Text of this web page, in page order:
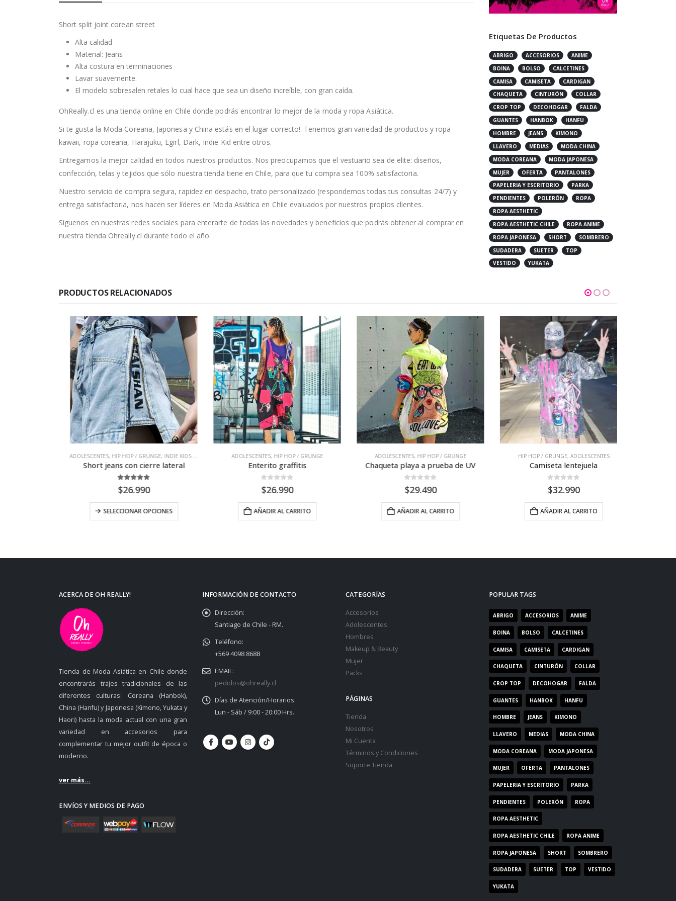
Short split joint corean street
Alta calidad
Material: Jeans
Alta costura en terminaciones
Lavar suavemente.
El modelo sobresalen retales lo cual hace que sea un diseño increíble, con gran caída.
OhReally.cl es una tienda online en Chile donde podrás encontrar lo mejor de la moda y ropa Asiática.
Si te gusta la Moda Coreana, Japonesa y China estás en el lugar correcto!. Tenemos gran variedad de productos y ropa
kawaii, ropa coreana, Harajuku, Egirl, Dark, Indie Kid entre otros.
Entregamos la mejor calidad en todos nuestros productos. Nos preocupamos que el vestuario sea de elite: diseños,
confección, telas y tejidos que sólo nuestra tienda tiene en Chile, para que tu compra sea 100% satisfactoria.
Nuestro servicio de compra segura, rapidez en despacho, trato personalizado (respondemos todas tus consultas 24/7) y
entrega satisfactoria, nos hacen ser líderes en Moda Asiática en Chile evaluados por nuestros propios clientes.
Síguenos en nuestras redes sociales para enterarte de todas las novedades y beneficios que podrás obtener al comprar en
nuestra tienda Ohreally.cl durante todo el año.
Etiquetas De Productos
ABRIGO ACCESORIOS
ANIME
BOINA
BOLSO
CALCETINES
CAMISA
CAMISETA
CARDIGAN
CHAQUETA
CINTURÓN
COLLAR
CROP TOP
DECOHOGAR
FALDA
GUANTES
HANBOK
HANFU
HOMBRE
JEANS
KIMONO
LLAVERO
MEDIAS
MODA CHINA
MODA COREANA
MODA JAPONESA
MUJER
OFERTA
PANTALONES
PAPELERIA Y ESCRITORIO
PARKA
PENDIENTES
POLERÓN
ROPA
ROPA AESTHETIC
ROPA AESTHETIC CHILE
ROPA ANIME
ROPA JAPONESA
SHORT
SOMBRERO
SUDADERA
SUETER
TOP
VESTIDO
YUKATA
PRODUCTOS RELACIONADOS
ADOLESCENTES,HIP HOP / GRUNGE,INDIE KIDS / VINTAGE
Short jeans con cierre lateral
5.0026.990
SELECCIONAR OPCIONES
ADOLESCENTES,HIP HOP / GRUNGE
Enterito graffitis
out of 5
26.990
AÑADIR AL CARRITO
ADOLESCENTES,HIP HOP / GRUNGE
Chaqueta playa a prueba de UV
out of 5
29.490
AÑADIR AL CARRITO
HIP HOP / GRUNGE,ADOLESCENTES
Camiseta lentejuela
out of 5
32.990
AÑADIR AL CARRITO
ACERCA DE OH REALLY!
Tienda de Moda Asiática en Chile donde
encontrarás trajes tradicionales de las
diferentes culturas: Coreana (Hanbok),
China (Hanfu) y Japonesa (Kimono, Yukata y
Haori) hasta la moda actual con una gran
variedad en accesorios para
complementar tu mejor outfit de época o
moderno.
ver más...
ENVÍOS Y MEDIOS DE PAGO
INFORMACIÓN DE CONTACTO
Dirección:
Santiago de Chile - RM.
Teléfono:
+569 4098 8688
EMAIL:
pedidos@ohreally.cl
Días de Atención/Horarios:
Lun - Sáb / 9:00 - 20:00 Hrs.
CATEGORÍAS
Accesorios
Adolescentes
Hombres
Makeup & Beauty
Mujer
Packs
PÁGINAS
Tienda
Nosotros
Mi Cuenta
Términos y Condiciones
Soporte Tienda
POPULAR TAGS
ABRIGO ACCESORIOS ANIME
BOINA BOLSO CALCETINES
CAMISA CAMISETA CARDIGAN
CHAQUETA CINTURÓN COLLAR
CROP TOP DECOHOGAR FALDA
GUANTES HANBOK HANFU
HOMBRE JEANS KIMONO
LLAVERO MEDIAS MODA CHINA
MODA COREANA MODA JAPONESA
MUJER OFERTA PANTALONES
PAPELERIA Y ESCRITORIO PARKA
PENDIENTES POLERÓN ROPA
ROPA AESTHETIC
ROPA AESTHETIC CHILE ROPA ANIME
ROPA JAPONESA SHORT SOMBRERO
SUDADERA SUETER TOP VESTIDO
YUKATA